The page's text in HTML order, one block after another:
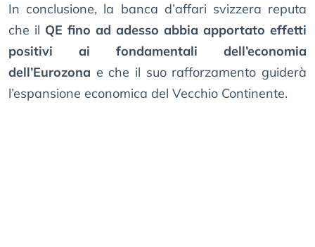
In conclusione, la banca d’affari svizzera reputa
che il QE fino ad adesso abbia apportato effetti
positivi ai fondamentali dell’economia
dell’Eurozona e che il suo rafforzamento guiderà
l’espansione economica del Vecchio Continente.